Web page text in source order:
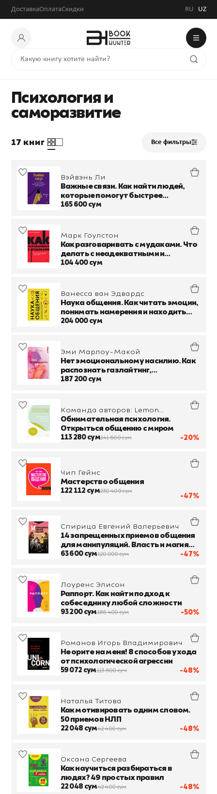
ДоставкаОплатаСкидки RU UZ
Психология и
саморазвитие
17 книг Все фильтры
Вэйвэнь Ли
Важные связи. Как найти людей,
которые помогут быстрее
двигаться вперед
165 600 сум
Марк Гоулстон
Как разговаривать с мудаками. Что
делать с неадекватными и
невыносимыми людьми в вашей
104 400 сум
Ванесса ван Эдвардс
Наука общения. Как читать эмоции,
понимать намерения и находить
общий язык с людьми
204 000 сум
Эми Марлоу-Макой
Нет эмоциональному насилию. Как
распознать газлайтинг,
противостоять ему и справиться с
187 200 сум
-20%
Команда авторов: Lemon
Psychology - «Обнимательная
психология»
Обнимательная психология.
Открыться общению с миром
113 280 сум141 600 сум
-47%
Чип Гейнс
Мастерство общения
122 112 сум230 400 сум
-47%
Спирица Евгений Валерьевич
14 запрещенных приемов общения
для манипуляций. Власть и магия
слов
63 600 сум120 000 сум
-50%
Лоуренс Элисон
Раппорт. Как найти подход к
собеседнику любой сложности
93 200 сум186 400 сум
-48%
Романов Игорь Владимирович
Не орите на меня! 8 способов ухода
от психологической агрессии
59 072 сум113 600 сум
-48%
Наталья Титова
Как мотивировать одним словом.
50 приемов НЛП
22 048 сум42 400 сум
-48%
Оксана Сергеева
Как научиться разбираться в
людях? 49 простых правил
22 048 сум42 400 сум